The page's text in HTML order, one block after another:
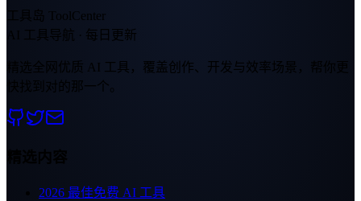
工具岛 ToolCenter
AI 工具导航 · 每日更新
精选全网优质 AI 工具，覆盖创作、开发与效率场景，帮你更
快找到对的那一个。
精选内容
2026 最佳免费 AI 工具